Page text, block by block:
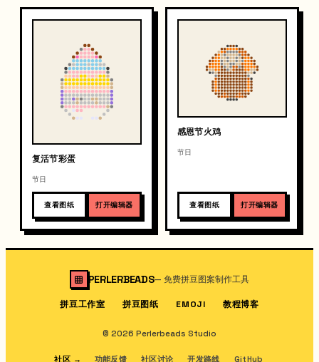
复活节彩蛋
节日
查看图纸 打开编辑器
感恩节火鸡
节日
查看图纸 打开编辑器
PERLERBEADS—免费拼豆图案制作工具
拼豆工作室 拼豆图纸 EMOJI 教程博客
© 2026 Perlerbeads Studio
社区 → 功能反馈 社区讨论 开发路线 GitHub